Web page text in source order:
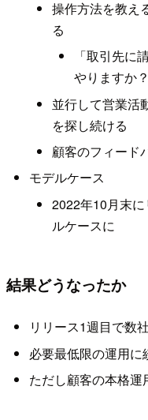
操作方法を教え
る
「取引先に
やりますか？
並行して営業活
を探し続ける
顧客のフィード
モデルケース
2022年10月末
ルケースに
結果どうなったか
リリース1週目で数
必要最低限の運用
ただし顧客の本格運